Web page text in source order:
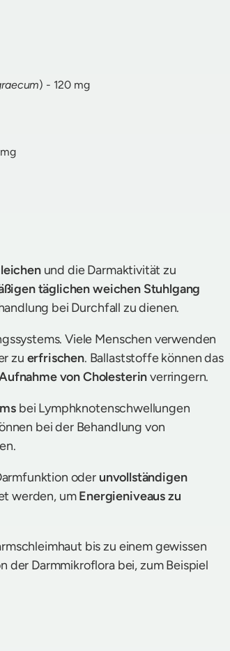
) - 120 mg
und die Darmaktivität zu
täglichen weichen Stuhlgang
bei Durchfall zu dienen.
Viele Menschen verwenden
zu erfrischen. Ballaststoffe können das
von Cholesterinverringern.
bei Lymphknotenschwellungen
bei der Behandlung von
oder unvollständigen
werden, umEnergieniveaus zu
bis zu einem gewissen
der Darmmikroflora bei, zum Beispiel